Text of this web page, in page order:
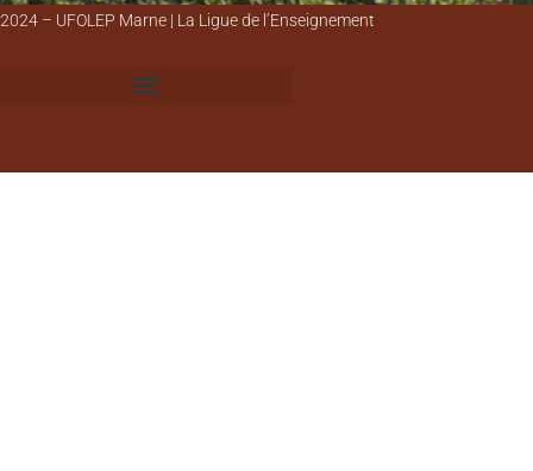
2024 – UFOLEP Marne | La Ligue de l’Enseignement